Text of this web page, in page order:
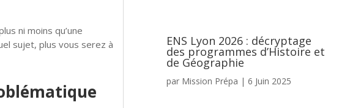
ni moins qu’une
sujet, plus vous serez à
ENS Lyon 2026 : décryptage
des programmes d’Histoire et
de Géographie
par Mission Prépa | 6 Juin 2025